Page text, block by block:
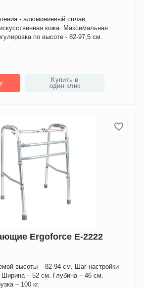
- алюминиевый сплав,
кожа. Максимальная
по высоте - 82-97,5 см.
Купить в
один клик
Ergoforce Е-2222
высоты – 82-94 см. Шаг настройки
– 52 см. Глубина – 46 см.
– 100 кг.